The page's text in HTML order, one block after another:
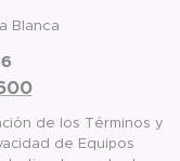
Blanca
de los Términos y
de Equipos